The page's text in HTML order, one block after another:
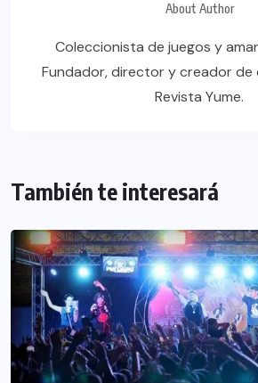
About Author
Coleccionista de juegos y
Fundador, director y creador
Revista Yume.
También te interesará